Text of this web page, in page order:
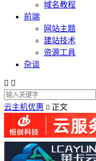
域名教程
前端
网站主题
建站技术
资源工具
杂谈
 
云主机优惠  正文